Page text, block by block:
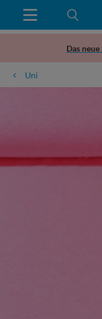
Das
Uni